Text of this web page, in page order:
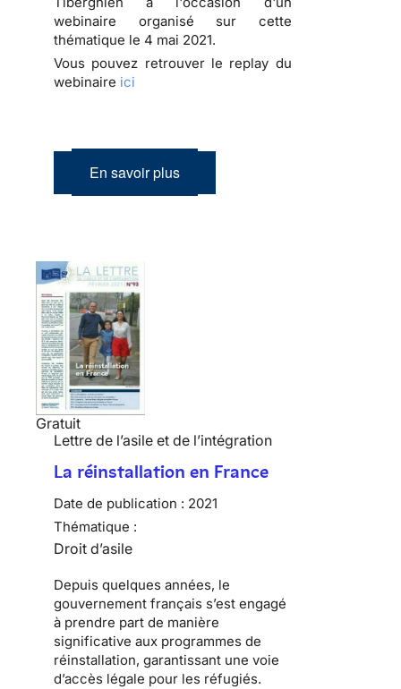
webinaire organisé sur cette
thématique le 4 mai 2021.
Vous pouvez retrouver le replay du
webinaire ici
En savoir plus
Gratuit
Lettre de l’asile et de l’intégration
La réinstallation en France
Date de publication : 2021
Thématique :
Droit d’asile
Depuis quelques années, le
gouvernement français s’est engagé
à prendre part de manière
significative aux programmes de
réinstallation, garantissant une voie
d’accès légale pour les réfugiés.